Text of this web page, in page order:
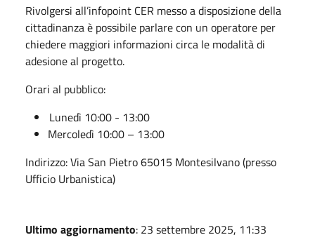
Rivolgersi all’infopoint CER messo a disposizione della
cittadinanza è possibile parlare con un operatore per
chiedere maggiori informazioni circa le modalità di
adesione al progetto.
Orari al pubblico:
Lunedì 10:00 - 13:00
Mercoledì 10:00 – 13:00
Indirizzo: Via San Pietro 65015 Montesilvano (presso
Ufficio Urbanistica)
Ultimo aggiornamento: 23 settembre 2025, 11:33